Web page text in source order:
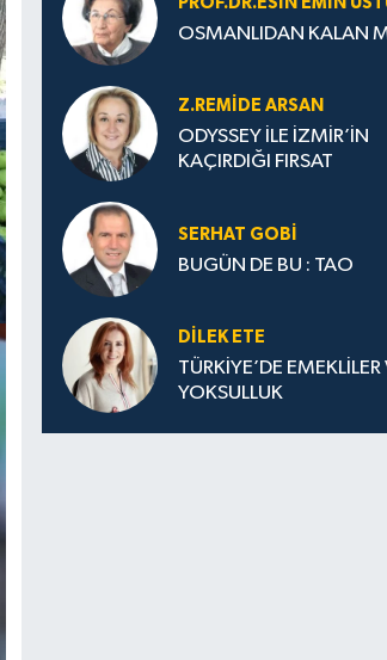
OSMANLIDAN KALAN
Z.REMIDE ARSAN
ODYSSEY İLE İZMİR’İN
KAÇIRDIĞI FIRSAT
SERHAT GOBİ
BUGÜN DE BU : TAO
DILEK ETE
TÜRKİYE’DE EMEKLİLER
YOKSULLUK